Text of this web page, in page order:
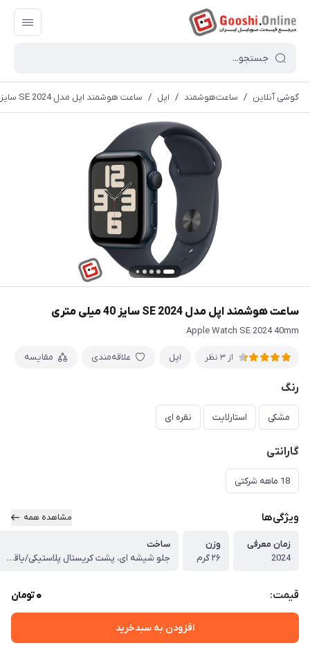
گوشی آنلاین / ساعت‌هوشمند / اپل / ساعت هوشمند اپل مدل SE 2024 سایز 40 میلی متری
ساعت هوشمند اپل مدل SE 2024 سایز 40 میلی متری
Apple Watch SE 2024 40mm
از 3 نظر اپل علاقه‌مندی مقایسه
رنگ
مشکی استارلایت نقره ای
گارانتی
18 ماهه شرکتی
ویژگی‌ها مشاهده همه
زمان معرفی
2024
وزن
۲۶ گرم
ساخت
جلو شیشه ای، پشت کریستال پلاستیکی/یاقوت کبود، قاب آلومینیومی
قیمت: 0تومان
افزودن به سبدخرید